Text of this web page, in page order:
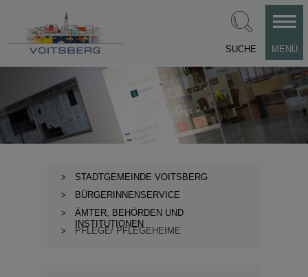
STADTGEMEINDE VOITSBERG
BÜRGERINNENSERVICE
ÄMTER, BEHÖRDEN UND
INSTITUTIONEN
PFLEGE/ PFLEGEHEIME
SUCHE MENÜ